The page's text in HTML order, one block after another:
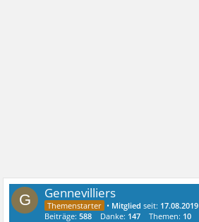
G Gennevilliers
• Mitglied seit: 17.08.2019
Beiträge:588 Danke: 147 Themen: 10